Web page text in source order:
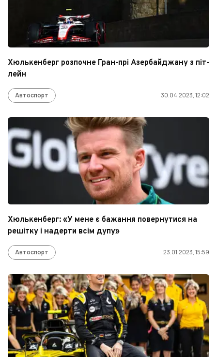
Хюлькенберг розпочне Гран-прі Азербайджану з піт-
лейн
Автоспорт 30.04.2023, 12:02
Хюлькенберг: «У мене є бажання повернутися на
решітку і надерти всім дупу»
Автоспорт 23.01.2023, 15:59